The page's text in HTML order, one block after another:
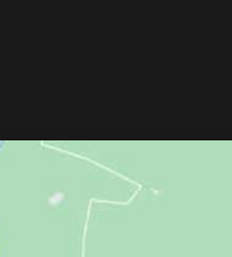
fécula de maíz
biodegradable.